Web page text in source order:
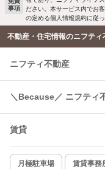
洗濯機置場あり
エアコンあり
温水洗浄便座
コンロ2口以上
新着のみ
事項
ださい。本サービス内でお
の定める個人情報規約に従っ
不動産・住宅情報のニフティ
ニフティ不動産
＼Because／ ニフティ
賃貸
月極駐車場 賃貸事務